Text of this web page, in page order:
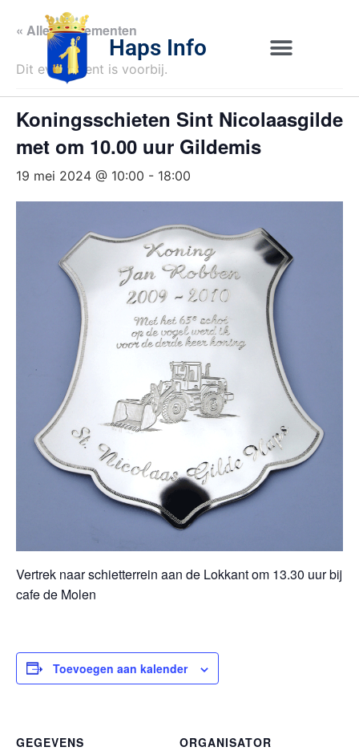
Haps Info
« Alle Evenementen
Dit evenement is voorbij.
Koningsschieten Sint Nicolaasgilde
met om 10.00 uur Gildemis
19 mei 2024 @ 10:00 - 18:00
Vertrek naar schietterrein aan de Lokkant om 13.30 uur bij
cafe de Molen
Toevoegen aan kalender
GEGEVENS
ORGANISATOR